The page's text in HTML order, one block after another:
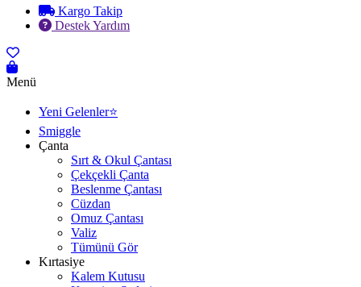
Kargo Takip
Destek Yardım
Menü
Yeni Gelenler⭐
Smiggle
Çanta
Sırt & Okul Çantası
Çekçekli Çanta
Beslenme Çantası
Cüzdan
Omuz Çantası
Valiz
Tümünü Gör
Kırtasiye
Kalem Kutusu